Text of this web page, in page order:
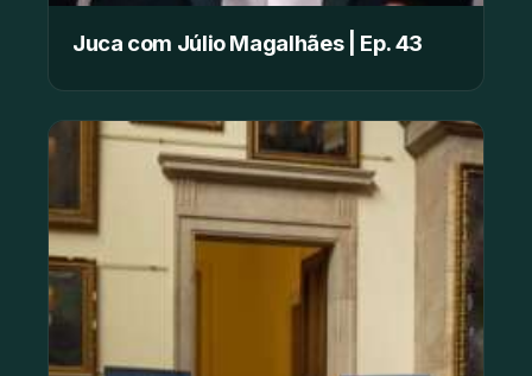
Juca com Júlio Magalhães | Ep. 43